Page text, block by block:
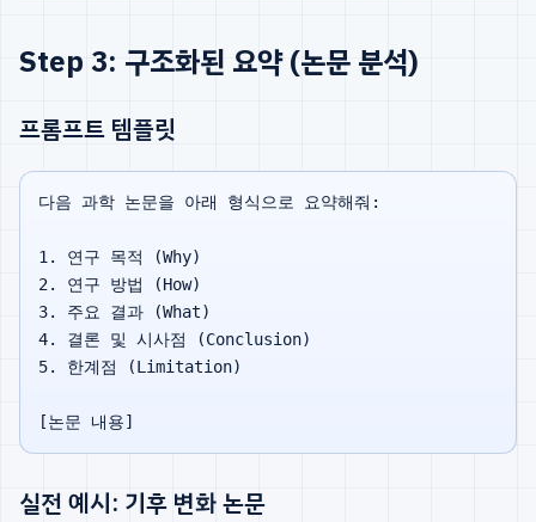
Step 3: 구조화된 요약 (논문 분석)
프롬프트 템플릿
다음 과학 논문을 아래 형식으로 요약해줘:
1. 연구 목적 (Why)
2. 연구 방법 (How)
3. 주요 결과 (What)
4. 결론 및 시사점 (Conclusion)
5. 한계점 (Limitation)
실전 예시: 기후 변화 논문